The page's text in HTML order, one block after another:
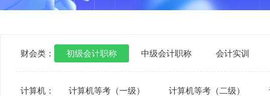
财会类： 初级会计职称 中级会计职称 会计实训
计算机： 计算机等考（一级） 计算机等考（二级）